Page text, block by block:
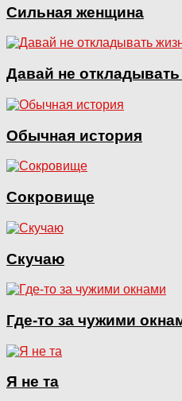
Сильная женщина
Давай не
Обычная история
Сокровище
Скучаю
Где-то за чужими
Я не та